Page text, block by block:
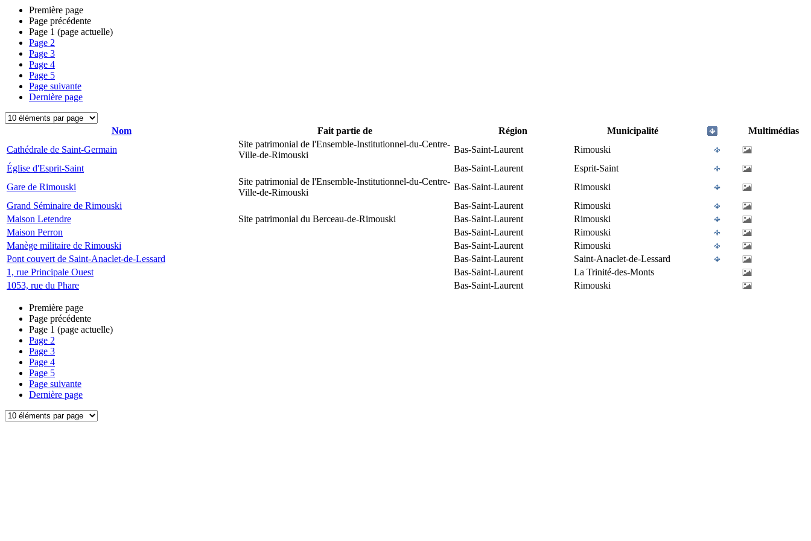
Première page
Page précédente
Page 1 (page actuelle)
Page 2
Page 3
Page 4
Page 5
Page suivante
Dernière page
Nom Fait partie de Région Municipalité
Multimédias
Cathédrale de Saint-Germain
Site patrimonial de l'Ensemble-Institutionnel-du-Centre-
Ville-de-Rimouski
Bas-Saint-Laurent
Rimouski
Église d'Esprit-Saint
Bas-Saint-Laurent
Esprit-Saint
Gare de Rimouski
Site patrimonial de l'Ensemble-Institutionnel-du-Centre-
Ville-de-Rimouski
Bas-Saint-Laurent
Rimouski
Grand Séminaire de Rimouski
Bas-Saint-Laurent
Rimouski
Maison Letendre
Site patrimonial du Berceau-de-Rimouski Bas-Saint-Laurent
Rimouski
Maison Perron
Bas-Saint-Laurent
Rimouski
Manège militaire de Rimouski
Bas-Saint-Laurent
Rimouski
Pont couvert de Saint-Anaclet-de-Lessard
Bas-Saint-Laurent
Saint-Anaclet-de-Lessard
1, rue Principale Ouest
Bas-Saint-Laurent
La Trinité-des-Monts
1053, rue du Phare
Bas-Saint-Laurent Rimouski
Première page
Page précédente
Page 1 (page actuelle)
Page 2
Page 3
Page 4
Page 5
Page suivante
Dernière page